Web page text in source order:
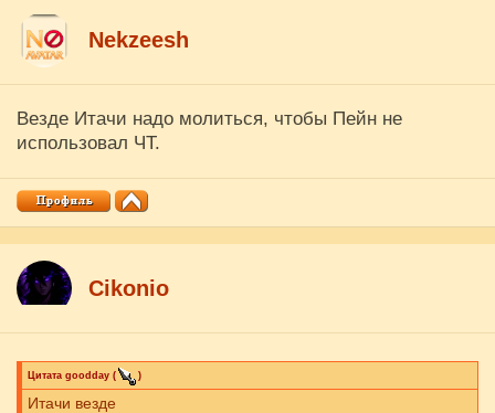
Nekzeesh
Везде Итачи надо молиться, чтобы Пейн не
использовал ЧТ.
Cikоnio
Цитата goodday ( )
Итачи везде